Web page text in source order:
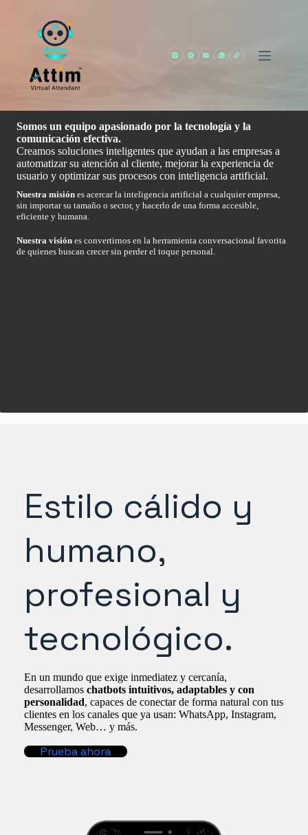
contenido
Somos un equipo apasionado por la tecnología y la
comunicación efectiva.
Creamos soluciones inteligentes que ayudan a las empresas a
automatizar su atención al cliente, mejorar la experiencia de
usuario y optimizar sus procesos con inteligencia artificial.
Nuestra misión es acercar la inteligencia artificial a cualquier empresa,
sin importar su tamaño o sector, y hacerlo de una forma accesible,
eficiente y humana.
Nuestra visión es convertirnos en la herramienta conversacional favorita
de quienes buscan crecer sin perder el toque personal.
Estilo cálido y
humano,
profesional y
tecnológico.
En un mundo que exige inmediatez y cercanía,
desarrollamos chatbots intuitivos, adaptables y con
personalidad, capaces de conectar de forma natural con tus
clientes en los canales que ya usan: WhatsApp, Instagram,
Messenger, Web… y más.
Prueba ahora